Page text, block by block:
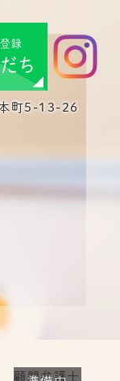
録
ち
町5-13-26
顧問弁護士